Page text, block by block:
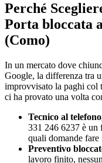
Perché
Porta bloccata
(Como)
In un mercato dove
Google, la differenza tra
improvvisato la paghi col
ci ha provato una volta
Tecnico al
331 246 6237 è un
quali domande fare
Preventivo
lavoro finito,